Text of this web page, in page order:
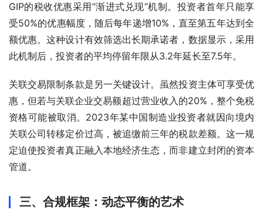
GIP的税收优惠采用”渐进式兑现”机制。投资者首年只能享
受50%的优惠幅度，随后每年递增10%，直至第五年达到全
额优惠。这种设计有效筛选出长期承诺者，数据显示，采用
此机制后，投资者的平均停留年限从3.2年延长至7.5年。
关联交易限制条款是另一关键设计。虽然投资主体可享受优
惠，但若与关联企业交易额超过营业收入的20%，整个免税
资格可能被取消。2023年某中国制造业投资者就因向境内
关联公司转移定价过高，被追缴前三年的税款差额。这一规
定迫使投资者真正融入本地经济生态，而非建立封闭的资本
管道。
三、合规框架：动态平衡的艺术